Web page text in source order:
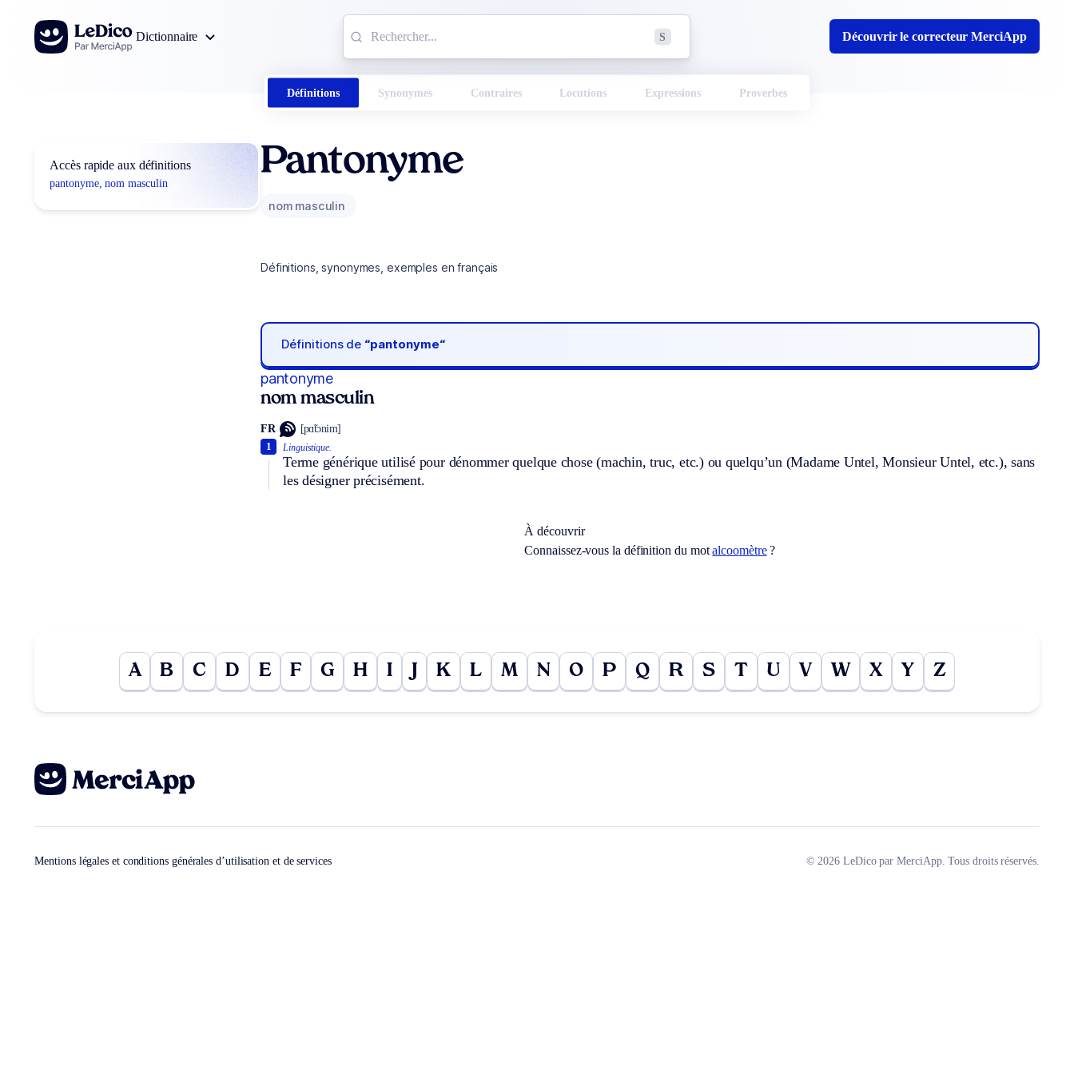
Aller au contenu
Dictionnaire
S Découvrir le correcteur MerciApp
Définitions Synonymes Contraires Locutions Expressions Proverbes
Accès rapide aux définitions
pantonyme, nom masculin
Pantonyme
nom masculin
Définitions, synonymes, exemples en français
Définitions de “pantonyme“
pantonyme
nom masculin
FR [pɑ̃tɔnim]
Linguistique.
Terme générique utilisé pour dénommer quelque chose (machin, truc, etc.) ou quelqu’un (Madame Untel, Monsieur Untel, etc.), sans
les désigner précisément.
1
À découvrir
Connaissez-vous la définition du motalcoomètre?
A B C D E F G H I K L M N O P Q R S T U V W X Y Z
Mentions légales et conditions générales d’utilisation et de services © 2026 LeDico par MerciApp. Tous droits réservés.